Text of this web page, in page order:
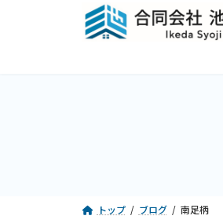
トップ ブログ 南足柄